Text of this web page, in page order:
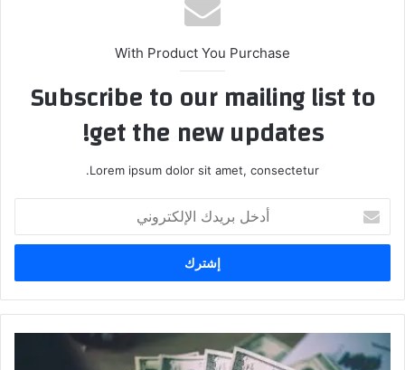
With Product You Purchase
Subscribe to our mailing list to
get the new updates!
Lorem ipsum dolor sit amet, consectetur.
بريدك
الإلكتروني
الدولار
الموازي